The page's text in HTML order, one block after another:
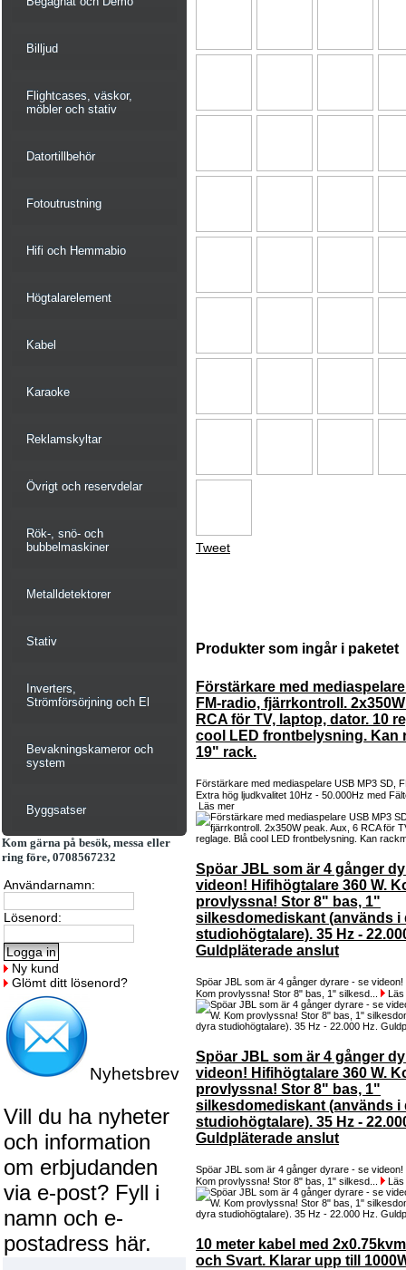
Billjud
Flightcases, väskor,
möbler och stativ
Datortillbehör
Fotoutrustning
Hifi och Hemmabio
Högtalarelement
Kabel
Karaoke
Reklamskyltar
Övrigt och reservdelar
Rök-, snö- och
bubbelmaskiner
Metalldetektorer
Stativ
Inverters,
Strömförsörjning och El
Bevakningskameror och
system
Byggsatser
Kom gärna på besök, messa eller
ring före, 0708567232
Användarnamn:
Lösenord:
Ny kund
Glömt ditt lösenord?
Nyhetsbrev
Vill du ha nyheter
och information
om erbjudanden
via e-post? Fyll i
namn och e-
postadress här.
Tweet
Produkter som ingår i paketet
Förstärkare med
FM-radio, fjärrkontroll.
RCA för TV, laptop, dator. 10
cool LED frontbelysning. Kan
19" rack.
Förstärkare med mediaspelare USB MP3 SD,
Extra hög ljudkvalitet 10Hz - 50.000Hz med
Läs mer
Spöar JBL som är 4 gånger
videon! Hifihögtalare 360 W.
provlyssna! Stor 8" bas, 1"
silkesdomediskant (används i
studiohögtalare). 35 Hz -
Guldpläterade anslut
Spöar JBL som är 4 gånger dyrare - se videon!
Kom provlyssna! Stor 8" bas, 1" silkesd...
Spöar JBL som är 4 gånger
videon! Hifihögtalare 360 W.
provlyssna! Stor 8" bas, 1"
silkesdomediskant (används i
studiohögtalare). 35 Hz -
Guldpläterade anslut
Spöar JBL som är 4 gånger dyrare - se videon!
Kom provlyssna! Stor 8" bas, 1" silkesd...
10 meter kabel med
och Svart. Klarar upp till